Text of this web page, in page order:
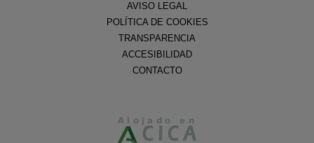
AVISO LEGAL
POLÍTICA DE COOKIES
TRANSPARENCIA
ACCESIBILIDAD
CONTACTO